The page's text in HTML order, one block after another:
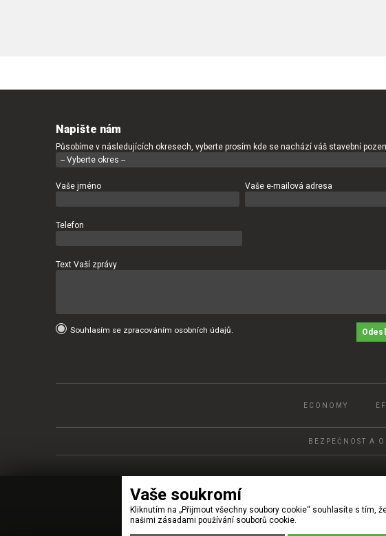
Vaše soukromí
Kliknutím na „Přijmout všechny soubory cookie“ souhlasíte s tím,
našimi zásadami používání souborů cookie.
Napište nám
Působíme v následujících okresech, vyberte prosím kde se nachází váš stavební
Vaše jméno Vaše e-mailová adresa
Telefon
Text Vaší zprávy
Souhlasím se zpracováním osobních údajů.
ECONOMY
BEZPEČNOST A